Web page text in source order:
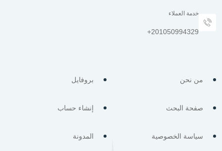
خدمة العملاء
من نحن
صفحة البحث
سياسة الخصوصية
بروفايل
إنشاء حساب
المدونة